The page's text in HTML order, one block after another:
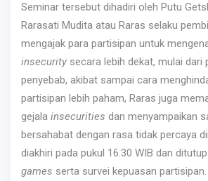
Seminar tersebut dihadiri oleh Putu
Rarasati Mudita atau Raras selaku
mengajak para partisipan untuk
insecurity secara lebih dekat, mulai dari
penyebab, akibat sampai cara
partisipan lebih paham, Raras juga
gejala insecurities dan menyampaikan
bersahabat dengan rasa tidak percaya
diakhiri pada pukul 16.30 WIB dan
games serta survei kepuasan partisipan.